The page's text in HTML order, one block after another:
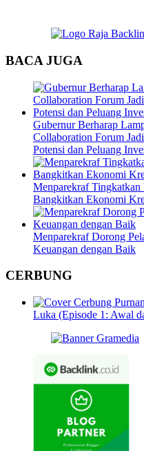
BACA JUGA
Gubernur Berharap
Collaboration Forum
Potensi dan Peluang
Menparekraf
Bangkitkan Ekonomi
Menparekraf Dorong
Keuangan dengan Baik
CERBUNG
Luka (Episode 1: Awal